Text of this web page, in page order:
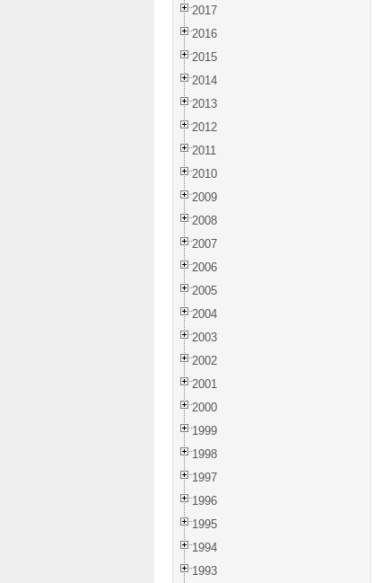
2017
2016
2015
2014
2013
2012
2011
2010
2009
2008
2007
2006
2005
2004
2003
2002
2001
2000
1999
1998
1997
1996
1995
1994
1993